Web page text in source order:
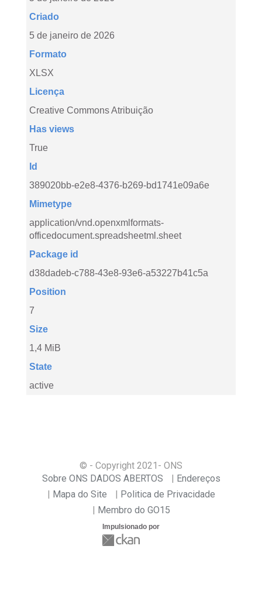
Criado
5 de janeiro de 2026
Formato
XLSX
Licença
Creative Commons Atribuição
Has views
True
Id
389020bb-e2e8-4376-b269-bd1741e09a6e
Mimetype
application/vnd.openxmlformats-
officedocument.spreadsheetml.sheet
Package id
d38dadeb-c788-43e8-93e6-a53227b41c5a
Position
7
Size
1,4 MiB
State
active
© - Copyright 2021 - ONS
Sobre ONS DADOS ABERTOS
Endereços
Mapa do Site
Politica de Privacidade
Membro do GO15
Impulsionado por